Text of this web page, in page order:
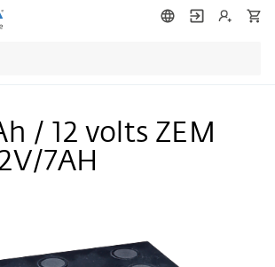
/ 12 volts ZEM
7AH